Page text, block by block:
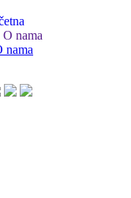
O nama
nama